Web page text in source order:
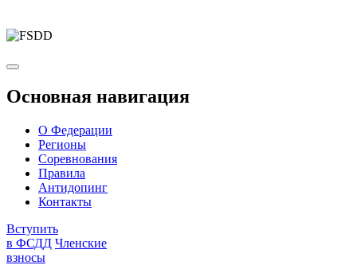
Основная навигация
О Федерации
Регионы
Соревнования
Правила
Антидопинг
Контакты
Вступить
в ФСДД Членские
взносы